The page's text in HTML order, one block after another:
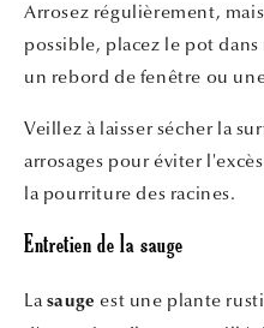
Arrosez régulièrement,
possible, placez le pot
un rebord de fenêtre ou
Veillez à laisser sécher la
arrosages pour éviter
la pourriture des racines.
Entretien de la sauge
La sauge est une plante